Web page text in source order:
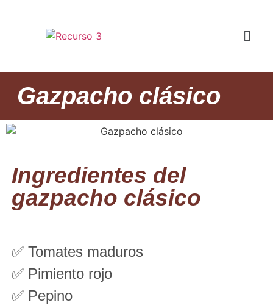
Gazpacho clásico
Ingredientes del
gazpacho clásico
✅ Tomates maduros
✅ Pimiento rojo
✅ Pepino